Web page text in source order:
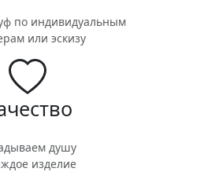
по индивидуальным
или эскизу
душу
изделие